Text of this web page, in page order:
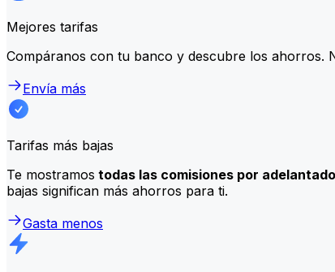
Mejores tarifas
Compáranos con tu banco y descubre los ahorros.
Envía más
Tarifas más bajas
Te mostramos todas las comisiones por adelantado
bajas significan más ahorros para ti.
Gasta menos